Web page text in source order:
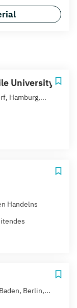
University
Hamburg,...
Handelns
Berlin,...